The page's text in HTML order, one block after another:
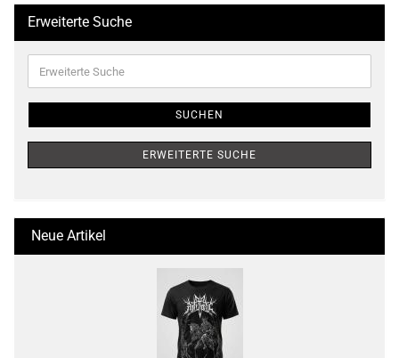
Erweiterte Suche
Suche
SUCHEN
ERWEITERTE SUCHE
Neue Artikel